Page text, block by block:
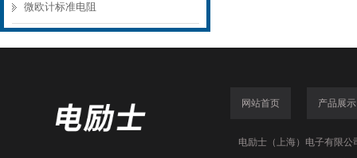
微欧计标准电阻
网站首页 产品展示
电励士（上海）电子有限公